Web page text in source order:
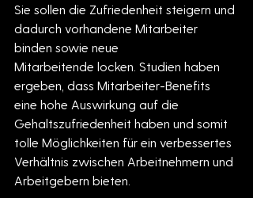
Sie sollen die Zufriedenheit steigern und
dadurch vorhandene Mitarbeiter
binden sowie neue
Mitarbeitende locken. Studien haben
ergeben, dass Mitarbeiter-Benefits
eine hohe Auswirkung auf die
Gehaltszufriedenheit haben und somit
tolle Möglichkeiten für ein verbessertes
Verhältnis zwischen Arbeitnehmern und
Arbeitgebern bieten.